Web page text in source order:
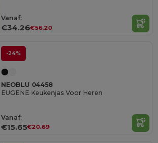
Vanaf:
€34.26€56.20
-24%
NEOBLU 04458
EUGENE Keukenjas Voor Heren
Vanaf:
€15.65€20.69